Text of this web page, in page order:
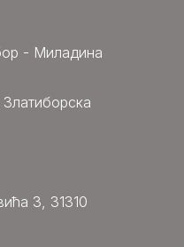
- Миладина
3, 31310